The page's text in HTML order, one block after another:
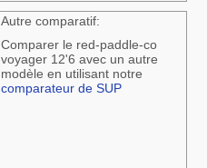
Autre comparatif:
Comparer le red-paddle-co
voyager 12'6 avec un autre
modèle en utilisant notre
comparateur de SUP